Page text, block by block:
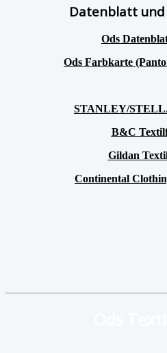
Datenblatt
Ods
Ods Farbkarte
STANLEY/
B&C
Gildan
Continental